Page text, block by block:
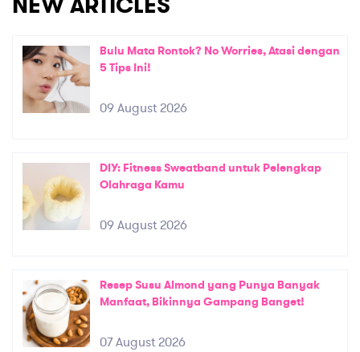
Bulu Mata Rontok? No Worries, Atasi dengan
5 Tips Ini!
09 August 2026
DIY: Fitness Sweatband untuk Pelengkap
Olahraga Kamu
09 August 2026
Resep Susu Almond yang Punya Banyak
Manfaat, Bikinnya Gampang Banget!
07 August 2026